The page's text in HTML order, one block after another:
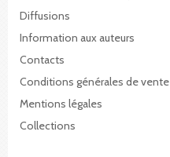
Diffusions
Information aux auteurs
Contacts
Conditions générales de vente
Mentions légales
Collections